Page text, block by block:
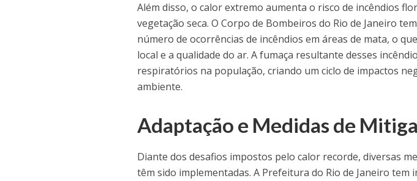
Além disso, o calor extremo aumenta o risco de incêndios
vegetação seca. O Corpo de Bombeiros do Rio de Janeiro
número de ocorrências de incêndios em áreas de mata, o
local e a qualidade do ar. A fumaça resultante desses
respiratórios na população, criando um ciclo de impactos
ambiente.
Adaptação e Medidas de
Diante dos desafios impostos pelo calor recorde, diversas
têm sido implementadas. A Prefeitura do Rio de Janeiro tem